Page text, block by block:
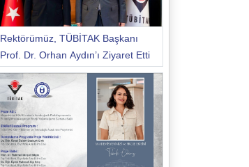
Rektörümüz, TÜBİTAK Başkanı
Prof. Dr. Orhan Aydın’ı Ziyaret Etti